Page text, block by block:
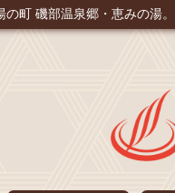
の町 磯部温泉郷・恵みの湯。